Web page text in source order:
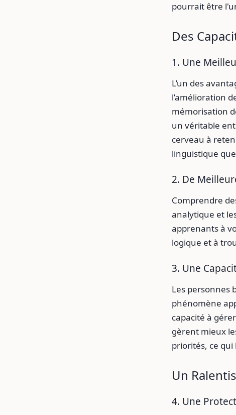
pourrait être
Des
1. Une
L’un des
l’amélioration
mémorisation
un véritable
cerveau à
linguistique
2. De
Comprendre
analytique et
apprenants à
logique et à
3. Une
Les personnes
phénomène
capacité à
gèrent mieux
priorités, ce qui
Un
4. Une